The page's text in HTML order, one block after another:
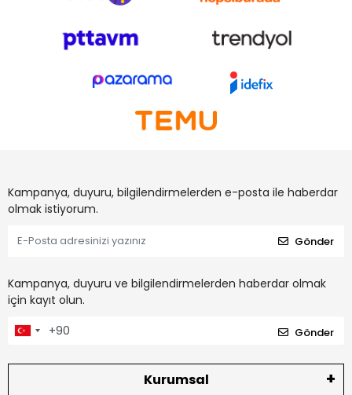
Kampanya, duyuru, bilgilendirmelerden e-posta ile haberdar
olmak istiyorum.
Gönder
Kampanya, duyuru ve bilgilendirmelerden haberdar olmak
için kayıt olun.
Gönder
Kurumsal